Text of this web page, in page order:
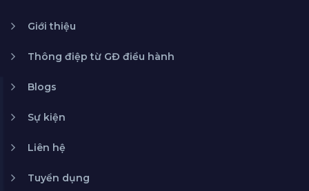
Giới thiệu
Thông điệp từ GĐ điều hành
Blogs
Sự kiện
Liên hệ
Tuyển dụng